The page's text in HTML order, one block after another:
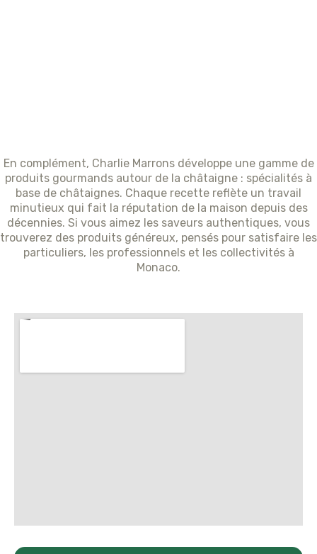
En complément, Charlie Marrons développe une gamme de
produits gourmands autour de la châtaigne : spécialités à
base de châtaignes. Chaque recette reflète un travail
minutieux qui fait la réputation de la maison depuis des
décennies. Si vous aimez les saveurs authentiques, vous
trouverez des produits généreux, pensés pour satisfaire les
particuliers, les professionnels et les collectivités à
Monaco.